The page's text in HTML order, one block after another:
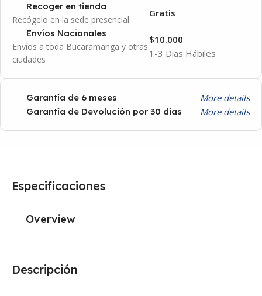
Recoger en tienda
Recógelo en la sede presencial.
Gratis
Envíos Nacionales
Envíos a toda Bucaramanga y otras
ciudades
1-3 Dias Hábiles
$10.000
Garantía de 6 meses More details
Garantía de Devolución por 30 dias More details
Descripción
Especificaciones
Overview